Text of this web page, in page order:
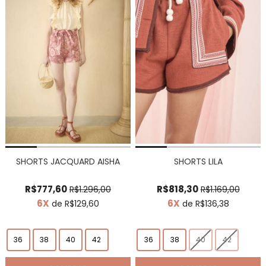
SHORTS JACQUARD AISHA
R$777,60 R$1.296,00
6X de R$129,60
36 38 40 42
SHORTS LILA
R$818,30 R$1.169,00
6X de R$136,38
36 38 40 42